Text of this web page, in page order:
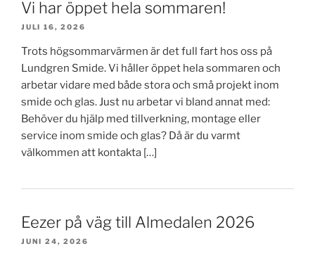
Vi har öppet hela sommaren!
JULI 16, 2026
Trots högsommarvärmen är det full fart hos oss på
Lundgren Smide. Vi håller öppet hela sommaren och
arbetar vidare med både stora och små projekt inom
smide och glas. Just nu arbetar vi bland annat med:
Behöver du hjälp med tillverkning, montage eller
service inom smide och glas? Då är du varmt
välkommen att kontakta […]
Eezer på väg till Almedalen 2026
JUNI 24, 2026